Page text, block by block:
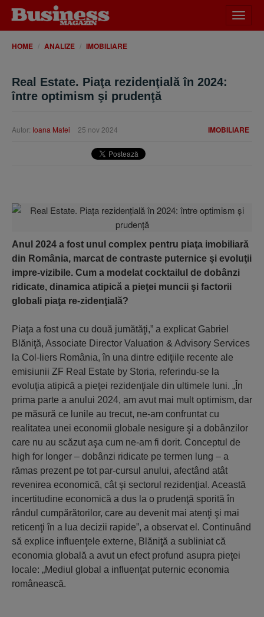
meniu
HOME ANALIZE IMOBILIARE
Real Estate. Piaţa rezidenţială în 2024:
între optimism şi prudenţă
IMOBILIARE
Autor: Ioana Matei 25 nov 2024
Anul 2024 a fost unul complex pentru piaţa imobiliară
din România, marcat de contraste puternice şi evoluţii
impre-vizibile. Cum a modelat cocktailul de dobânzi
ridicate, dinamica atipică a pieţei muncii şi factorii
globali piaţa re-zidenţială?
Piaţa a fost una cu două jumătăţi,” a explicat Gabriel
Blăniţă, Associate Director Valuation & Advisory Services
la Col-liers România, în una dintre ediţiile recente ale
emisiunii ZF Real Estate by Storia, referindu-se la
evoluţia atipică a pieţei rezidenţiale din ultimele luni. „În
prima parte a anului 2024, am avut mai mult optimism, dar
pe măsură ce lunile au trecut, ne-am confruntat cu
realitatea unei economii globale nesigure şi a dobânzilor
care nu au scăzut aşa cum ne-am fi dorit. Conceptul de
high for longer – dobânzi ridicate pe termen lung – a
rămas prezent pe tot par-cursul anului, afectând atât
revenirea economică, cât şi sectorul rezidenţial. Această
incertitudine economică a dus la o prudenţă sporită în
rândul cumpărătorilor, care au devenit mai atenţi şi mai
reticenţi în a lua decizii rapide”, a observat el. Continuând
să explice influenţele externe, Blăniţă a subliniat că
economia globală a avut un efect profund asupra pieţei
locale: „Mediul global a influenţat puternic economia
românească.